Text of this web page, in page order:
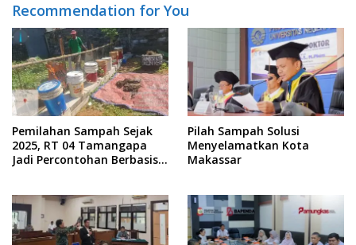
Recommendation for You
Pemilahan Sampah Sejak
2025, RT 04 Tamangapa
Jadi Percontohan Berbasis
Pilah Sampah Solusi
Menyelamatkan Kota
Makassar